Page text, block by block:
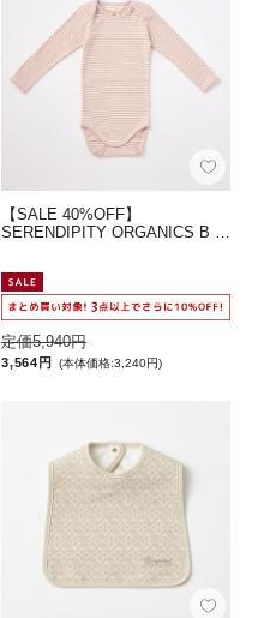
【SALE 40%OFF】
SERENDIPITY ORGANICS B …
定価5,940円
3,564円 (本体価格:3,240円)